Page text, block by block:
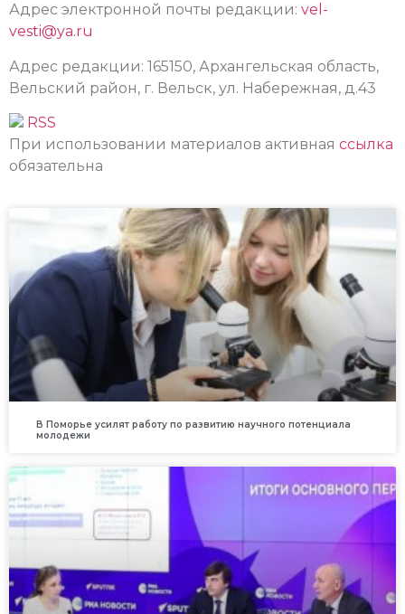
Адрес электронной почты редакции: vel-
vesti@ya.ru
Адрес редакции: 165150, Архангельская область,
Вельский район, г. Вельск, ул. Набережная, д.43
RSS
При использовании материалов активная ссылка
обязательна
В Поморье усилят работу по развитию научного потенциала
молодежи